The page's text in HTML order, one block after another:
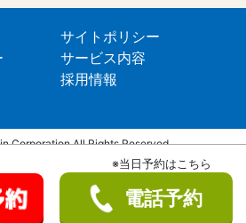
サイトポリシー
サービス内容
採用情報
Corporation All Rights Reserved.
※当日予約はこちら
電話予約